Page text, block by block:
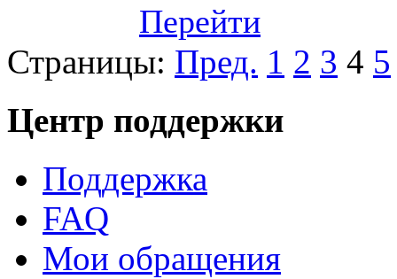
Перейти
Страницы: Пред. 1 2 3 4 5
Центр поддержки
Поддержка
FAQ
Мои обращения